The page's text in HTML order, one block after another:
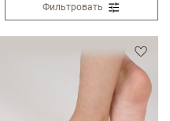
Фильтровать